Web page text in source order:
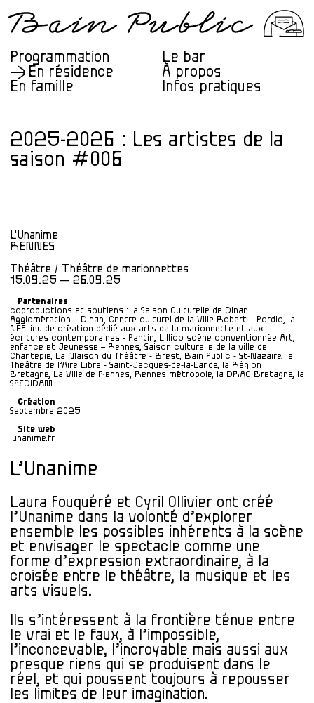
Programmation
En résidence
En famille
Le bar
À propos
Infos pratiques
2025-2026 : Les artistes de la
saison #006
L'Unanime
RENNES
Théâtre / Théâtre de marionnettes
15.09.25 — 26.09.25
Partenaires
coproductions et soutiens : la Saison Culturelle de Dinan
Agglomération – Dinan, Centre culturel de la Ville Robert – Pordic, la
NEF lieu de création dédié aux arts de la marionnette et aux
écritures contemporaines - Pantin, Lillico scène conventionnée Art,
enfance et Jeunesse – Rennes, Saison culturelle de la ville de
Chantepie, La Maison du Théâtre - Brest, Bain Public - St-Nazaire, le
Théâtre de l’Aire Libre - Saint-Jacques-de-la-Lande, la Région
Bretagne, La Ville de Rennes, Rennes métropole, la DRAC Bretagne, la
SPEDIDAM
Création
Septembre 2025
Site web
lunanime.fr
L’Unanime
Laura Fouquéré et Cyril Ollivier ont créé
l’Unanime dans la volonté d’explorer
ensemble les possibles inhérents à la scène
et envisager le spectacle comme une
forme d’expression extraordinaire, à la
croisée entre le théâtre, la musique et les
arts visuels.
Ils s’intéressent à la frontière ténue entre
le vrai et le faux, à l’impossible,
l’inconcevable, l’incroyable mais aussi aux
presque riens qui se produisent dans le
réel, et qui poussent toujours à repousser
les limites de leur imagination.